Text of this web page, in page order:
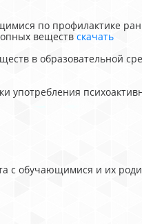
по профилактике
веществ скачать
в образовательной
употребления
с обучающимися и их